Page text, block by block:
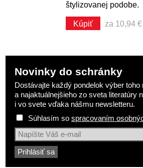
štylizovanej podobe.
Kúpiť za 10,94 €
Novinky do schránky
Dostávajte každý pondelok výber toho
a najaktuálnejšieho zo sveta literatúry
i vo svete vďaka nášmu newsletteru.
Súhlasím sospracovaním